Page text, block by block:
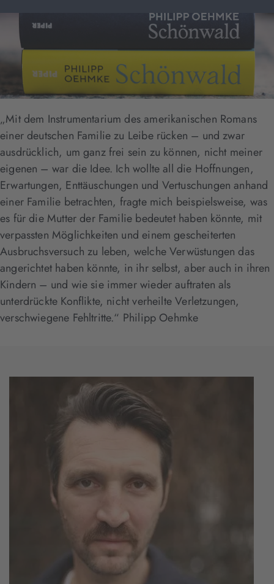
„Mit dem Instrumentarium des amerikanischen Romans
einer deutschen Familie zu Leibe rücken – und zwar
ausdrücklich, um ganz frei sein zu können, nicht meiner
eigenen – war die Idee. Ich wollte all die Hoffnungen,
Erwartungen, Enttäuschungen und Vertuschungen anhand
einer Familie betrachten, fragte mich beispielsweise, was
es für die Mutter der Familie bedeutet haben könnte, mit
verpassten Möglichkeiten und einem gescheiterten
Ausbruchsversuch zu leben, welche Verwüstungen das
angerichtet haben könnte, in ihr selbst, aber auch in ihren
Kindern – und wie sie immer wieder auftraten als
unterdrückte Konflikte, nicht verheilte Verletzungen,
verschwiegene Fehltritte.“ Philipp Oehmke